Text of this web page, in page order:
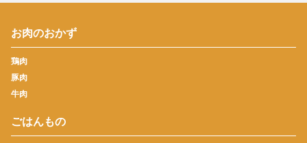
お肉のおかず
鶏肉
豚肉
牛肉
ごはんもの